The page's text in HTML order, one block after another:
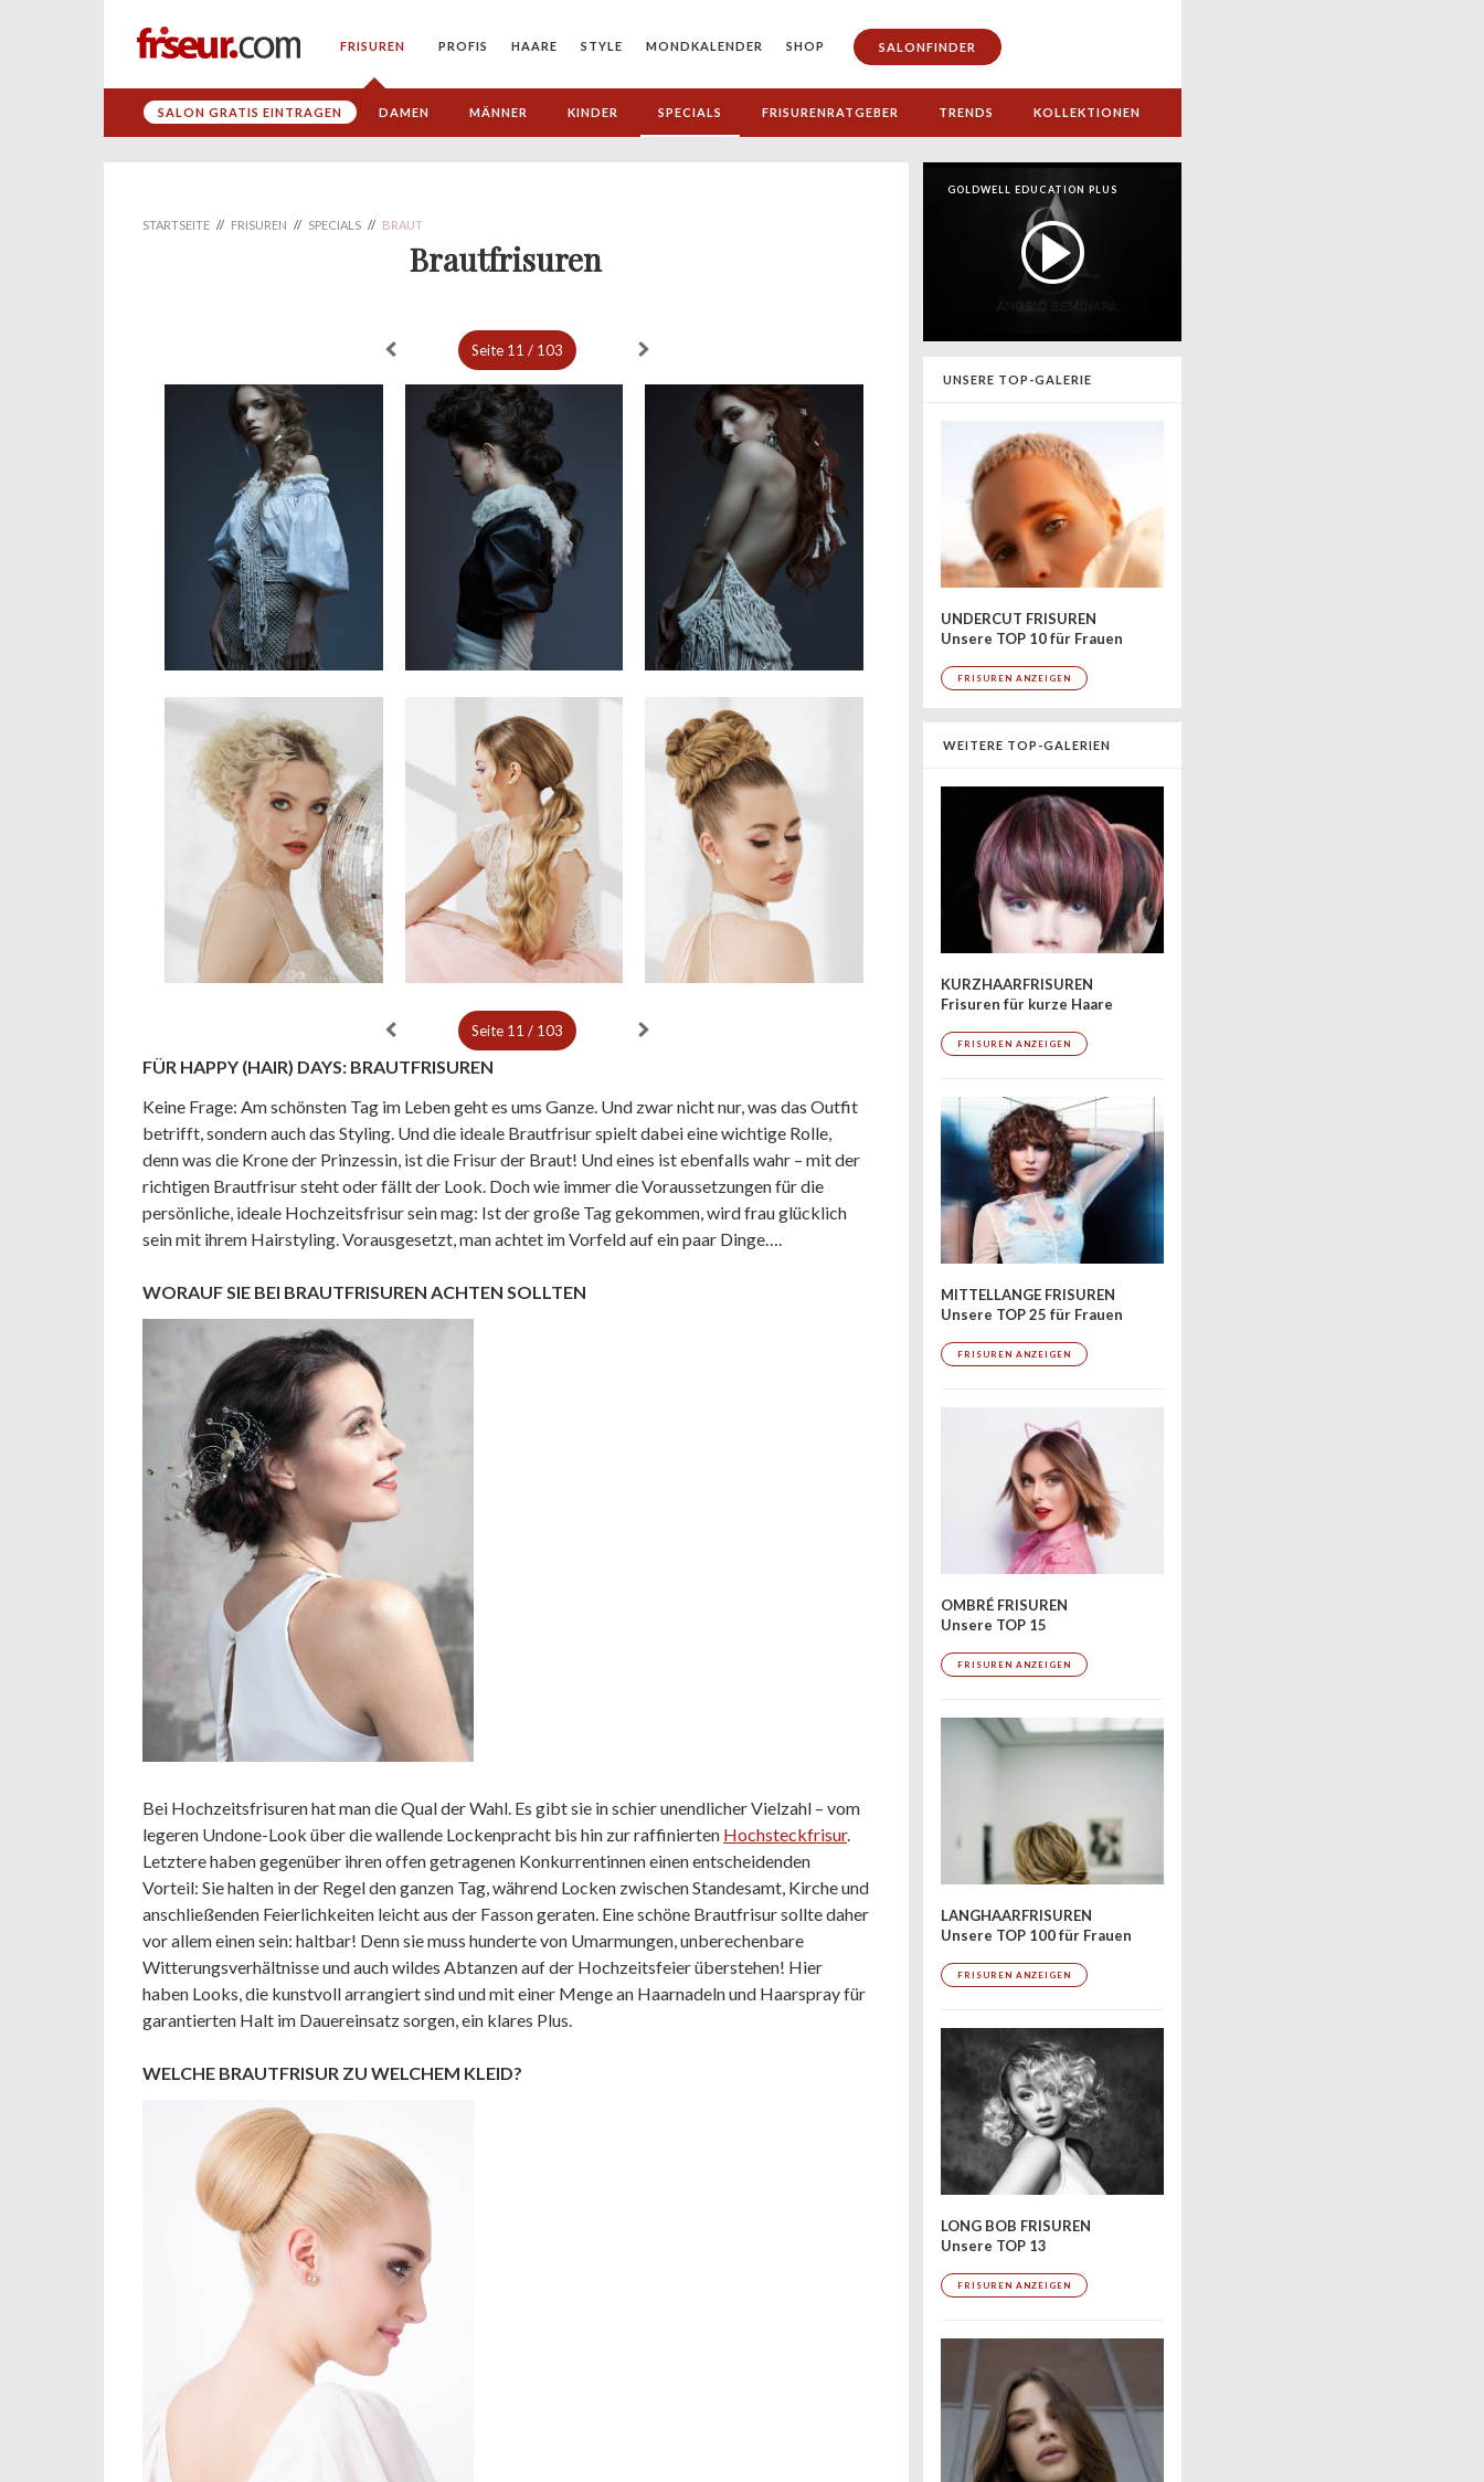
FRISUREN PROFIS HAARE STYLE MONDKALENDER SHOP SALONFINDER
SALON GRATIS EINTRAGEN DAMEN MÄNNER KINDER SPECIALS FRISURENRATGEBER TRENDS KOLLEKTIONEN
STARTSEITE // FRISUREN // SPECIALS // BRAUT
Brautfrisuren
Seite11 / 103
Seite11 / 103
FÜR HAPPY (HAIR) DAYS: BRAUTFRISUREN
Keine Frage: Am schönsten Tag im Leben geht es ums Ganze. Und zwar nicht nur, was das Outfit
betrifft, sondern auch das Styling. Und die ideale Brautfrisur spielt dabei eine wichtige Rolle,
denn was die Krone der Prinzessin, ist die Frisur der Braut! Und eines ist ebenfalls wahr – mit der
richtigen Brautfrisur steht oder fällt der Look. Doch wie immer die Voraussetzungen für die
persönliche, ideale Hochzeitsfrisur sein mag: Ist der große Tag gekommen, wird frau glücklich
sein mit ihrem Hairstyling. Vorausgesetzt, man achtet im Vorfeld auf ein paar Dinge….
WORAUF SIE BEI BRAUTFRISUREN ACHTEN SOLLTEN
Bei Hochzeitsfrisuren hat man die Qual der Wahl. Es gibt sie in schier unendlicher Vielzahl – vom
legeren Undone-Look über die wallende Lockenpracht bis hin zur raffinierten Hochsteckfrisur.
Letztere haben gegenüber ihren offen getragenen Konkurrentinnen einen entscheidenden
Vorteil: Sie halten in der Regel den ganzen Tag, während Locken zwischen Standesamt, Kirche und
anschließenden Feierlichkeiten leicht aus der Fasson geraten. Eine schöne Brautfrisur sollte daher
vor allem einen sein: haltbar! Denn sie muss hunderte von Umarmungen, unberechenbare
Witterungsverhältnisse und auch wildes Abtanzen auf der Hochzeitsfeier überstehen! Hier
haben Looks, die kunstvoll arrangiert sind und mit einer Menge an Haarnadeln und Haarspray für
garantierten Halt im Dauereinsatz sorgen, ein klares Plus.
WELCHE BRAUTFRISUR ZU WELCHEM KLEID?
GOLDWELL EDUCATION PLUS
UNSERE TOP-GALERIE
UNDERCUT FRISUREN
Unsere TOP 10 für Frauen
FRISUREN ANZEIGEN
WEITERE TOP-GALERIEN
KURZHAARFRISUREN
Frisuren für kurze Haare
FRISUREN ANZEIGEN
MITTELLANGE FRISUREN
Unsere TOP 25 für Frauen
FRISUREN ANZEIGEN
OMBRÉ FRISUREN
Unsere TOP 15
FRISUREN ANZEIGEN
LANGHAARFRISUREN
Unsere TOP 100 für Frauen
FRISUREN ANZEIGEN
LONG BOB FRISUREN
Unsere TOP 13
FRISUREN ANZEIGEN